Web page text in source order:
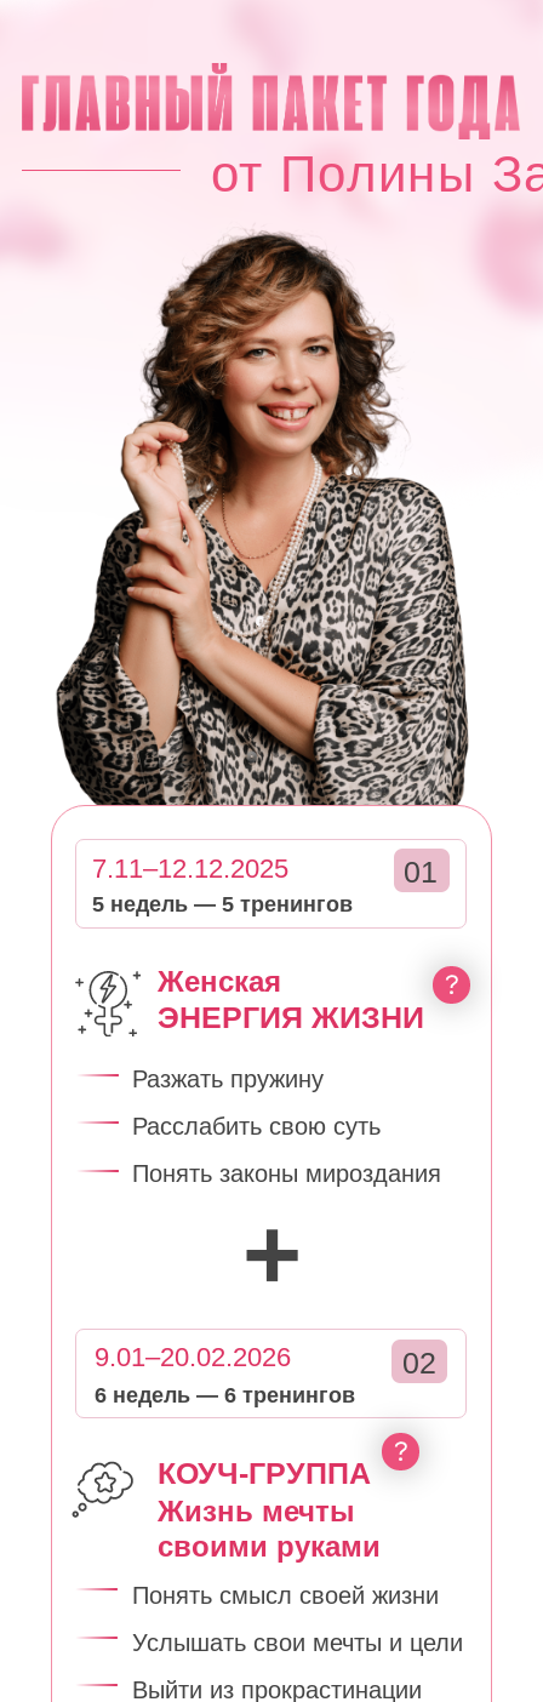
от Полины
+
ЭНЕРГИЯ ЖИЗНИ
01
7.11–12.12.2025
5 недель — 5 тренингов
Женская
Жизнь мечты
9.01–20.02.2026
6 недель — 6 тренингов
Разжать пружину
Расслабить свою суть
Понять законы мироздания
Понять смысл своей жизни
Услышать свои мечты и цели
0 0 0
:
: :
64 000
44 990 руб
ЗАРЕГИСТРИРОВАТЬСЯ